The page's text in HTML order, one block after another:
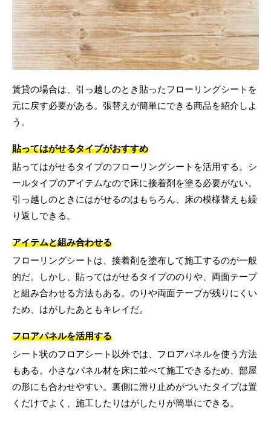
賃貸の場合は、引っ越しのとき貼ったフローリングシートを
元に戻す必要がある。張替えが簡単にできる商品を紹介しよ
う。
貼ってはがせるタイプがおすすめ
貼ってはがせるタイプのフローリングシートを活用する。シ
ールタイプのアイテムなので床に接着剤を塗る必要がない。
引っ越しのときにはがせるのはもちろん、床の模様替えも繰
り返しできる。
アイテムと組み合わせる
フローリングシートは、接着剤を塗布して施工するのが一般
的だ。しかし、貼ってはがせるタイプののりや、両面テープ
と組み合わせる方法もある。のりや両面テープが残りにくい
ため、はがしたあともキレイだ。
フロアパネルを活用する
シート状のフロアシート以外では、フロアパネルを使う方法
もある。小さなパネル材を床に並べて施工できるため、部屋
の形にも合わせやすい。裏側に滑り止めがついたタイプは置
くだけでよく、施工したりはがしたりが簡単にできる。